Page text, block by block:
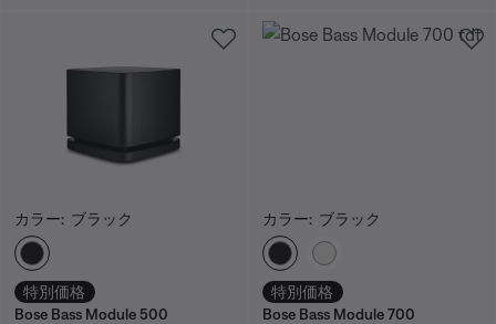
カラー: ブラック
カラーの選択
特別価格
Bose Bass Module 500
カラー: ブラック
カラーの選択
特別価格
Bose Bass Module 700